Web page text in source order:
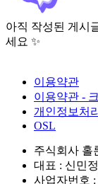
아직 작성된 게시
세요 ✨
이용약관
이용약관 -
개인정보처
OSL
주식회사 홀
대표 : 신민정
사업자번호 :